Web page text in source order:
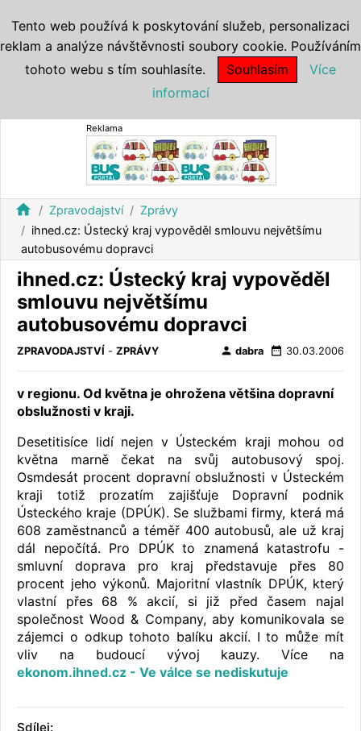
Reklama
home Zpravodajství
Zprávy
ihned.cz: Ústecký kraj vypověděl smlouvu největšímu
autobusovému dopravci
ihned.cz: Ústecký kraj vypověděl
smlouvu největšímu
autobusovému dopravci
ZPRAVODAJSTVÍ - ZPRÁVY person dabra date_range 30.03.2006
v regionu. Od května je ohrožena většina dopravní
obslužnosti v kraji.
Desetitisíce lidí nejen v Ústeckém kraji mohou od
května marně čekat na svůj autobusový spoj.
Osmdesát procent dopravní obslužnosti v Ústeckém
kraji totiž prozatím zajišťuje Dopravní podnik
Ústeckého kraje (DPÚK). Se službami firmy, která má
608 zaměstnanců a téměř 400 autobusů, ale už kraj
dál nepočítá. Pro DPÚK to znamená katastrofu -
smluvní doprava pro kraj představuje přes 80
procent jeho výkonů. Majoritní vlastník DPÚK, který
vlastní přes 68 % akcií, si již před časem najal
společnost Wood & Company, aby komunikovala se
zájemci o odkup tohoto balíku akcií. I to může mít
vliv na budoucí vývoj kauzy. Více na
ekonom.ihned.cz - Ve válce se nediskutuje
Sdílej:
Tento web používá k poskytování služeb, personalizaci
reklam a analýze návštěvnosti soubory cookie. Používáním
tohoto webu s tím souhlasíte.
Souhlasím
Více
informací